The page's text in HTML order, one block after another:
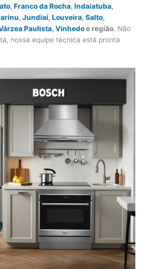
,Franco da Rocha,Indaiatuba,
,Jundiaí,Louveira,Salto,
Paulista,Vinhedoe região. Não
nossa equipe técnica está pronta